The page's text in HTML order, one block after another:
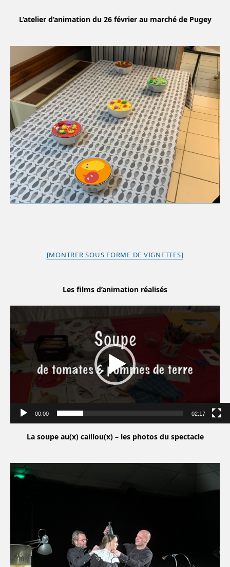
L’atelier d’animation du 26 février au marché de Pugey
[MONTRER SOUS FORME DE VIGNETTES]
Les films d’animation réalisés
Lecteur
00:00 02:17
La soupe au(x) caillou(x) – les photos du spectacle